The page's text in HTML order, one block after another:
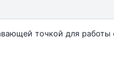
точкой для работы